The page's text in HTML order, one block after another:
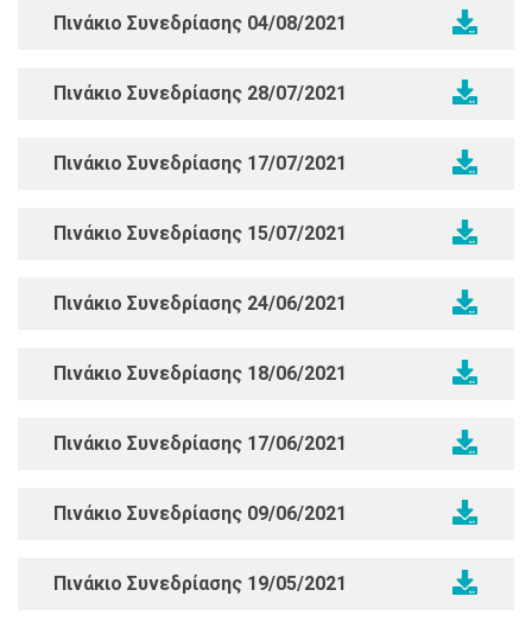
Πινάκιο Συνεδρίασης 04/08/2021
Πινάκιο Συνεδρίασης 28/07/2021
Πινάκιο Συνεδρίασης 17/07/2021
Πινάκιο Συνεδρίασης 15/07/2021
Πινάκιο Συνεδρίασης 24/06/2021
Πινάκιο Συνεδρίασης 18/06/2021
Πινάκιο Συνεδρίασης 17/06/2021
Πινάκιο Συνεδρίασης 09/06/2021
Πινάκιο Συνεδρίασης 19/05/2021